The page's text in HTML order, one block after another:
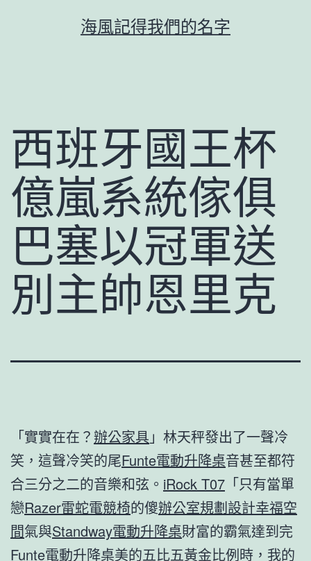
容
海風記得我們的名字
西班牙國王杯
億嵐系統傢俱
巴塞以冠軍送
別主帥恩里克
「實實在在？辦公家具 」林天秤發出了一聲冷
笑，這聲冷笑的尾Funte電動升降桌音甚至都符
合三分之二的音樂和弦。 iRock T07 「只有當單
戀Razer雷蛇電競椅的傻辦公室規劃設計幸福空
間氣與Standway電動升降桌財富的霸氣達到完
Funte電動升降桌美的五比五黃金比例時，我的